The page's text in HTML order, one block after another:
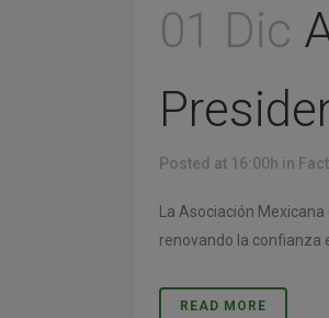
01 Dic
Posted at 16:00h in
La Asociación
renovando la confianza
READ MORE